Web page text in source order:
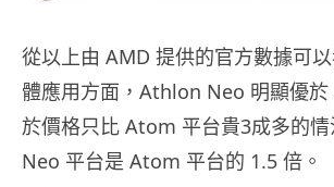
從以上由 AMD 提供的官方數據可
體應用方面，Athlon Neo 明顯優於
於價格只比 Atom 平台貴3成多的
Neo 平台是 Atom 平台的 1.5 倍。